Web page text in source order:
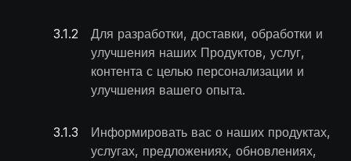
3.1.2
Для разработки, доставки, обработки и
улучшения наших Продуктов, услуг,
контента с целью персонализации и
улучшения вашего опыта.
3.1.3
Информировать вас о наших продуктах,
услугах, предложениях, обновлениях,